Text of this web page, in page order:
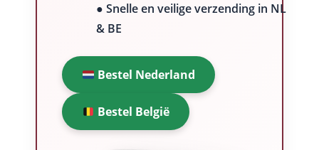
● Snelle en veilige verzending in NL
& BE
Bestel Nederland
Bestel België